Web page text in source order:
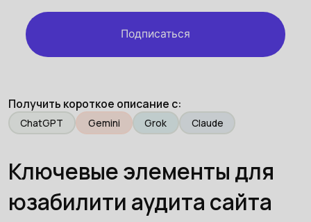
Получить короткое описание с:
ChatGPT Gemini Grok Claude
Ключевые элементы для
юзабилити аудита сайта
Подписаться